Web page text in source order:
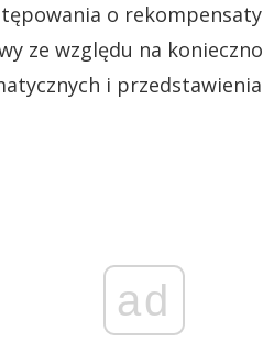
o
ze względu na
i
ad